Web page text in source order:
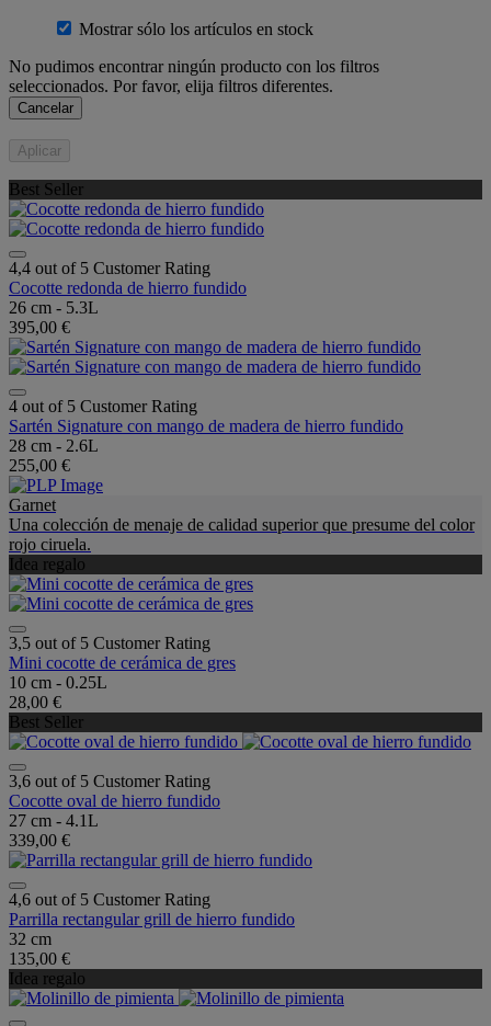
Mostrar sólo los artículos en stock
No pudimos encontrar ningún producto con los filtros
seleccionados. Por favor, elija filtros diferentes.
Cancelar
Aplicar
Best Seller
4,4 out of 5 Customer Rating
Cocotte redonda de hierro fundido
26 cm - 5.3L
395,00 €
4 out of 5 Customer Rating
Sartén Signature con mango de madera de hierro fundido
28 cm - 2.6L
255,00 €
Garnet
Una colección de menaje de calidad superior que presume del color
rojo ciruela.
Idea regalo
3,5 out of 5 Customer Rating
Mini cocotte de cerámica de gres
10 cm - 0.25L
28,00 €
Best Seller
3,6 out of 5 Customer Rating
Cocotte oval de hierro fundido
27 cm - 4.1L
339,00 €
4,6 out of 5 Customer Rating
Parrilla rectangular grill de hierro fundido
32 cm
135,00 €
Idea regalo